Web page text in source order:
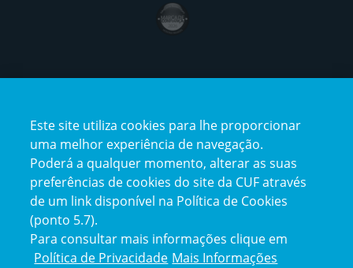
award4
certification2certification3
Reclamações
e
Este site utiliza cookies para lhe proporcionar
uma melhor experiência de navegação.
Poderá a qualquer momento, alterar as suas
preferências de cookies do site da CUF através
de um link disponível na Política de Cookies
(ponto 5.7).
Para consultar mais informações clique em
Política de Privacidade Mais Informações